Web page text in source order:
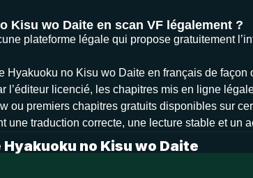
Kisu wo Daite en scan VF légalement ?
plateforme légale qui propose gratuitement
Hyakuoku no Kisu wo Daite en français de façon
l’éditeur licencié, les chapitres mis en ligne
ou premiers chapitres gratuits disponibles sur
une traduction correcte, une lecture stable et un
no Kisu wo Daite